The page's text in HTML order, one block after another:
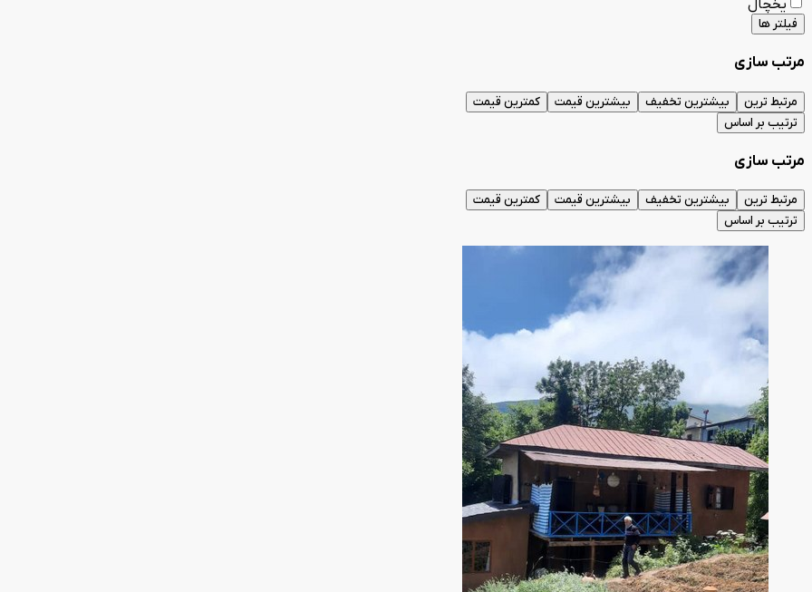
یخچال
فیلتر ها
مرتب سازی
مرتبط ترین بیشترین تخفیف بیشترین قیمت
کمترین قیمت
ترتیب بر اساس
مرتب سازی
مرتبط ترین بیشترین تخفیف بیشترین قیمت
کمترین قیمت
ترتیب بر اساس